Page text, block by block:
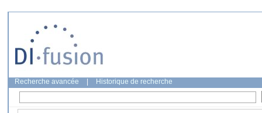
Recherche avancée Historique de recherche